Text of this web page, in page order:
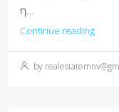
η...
Continue reading
by